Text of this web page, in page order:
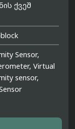
ქვეშ
Sensor,
Virtual
sensor,